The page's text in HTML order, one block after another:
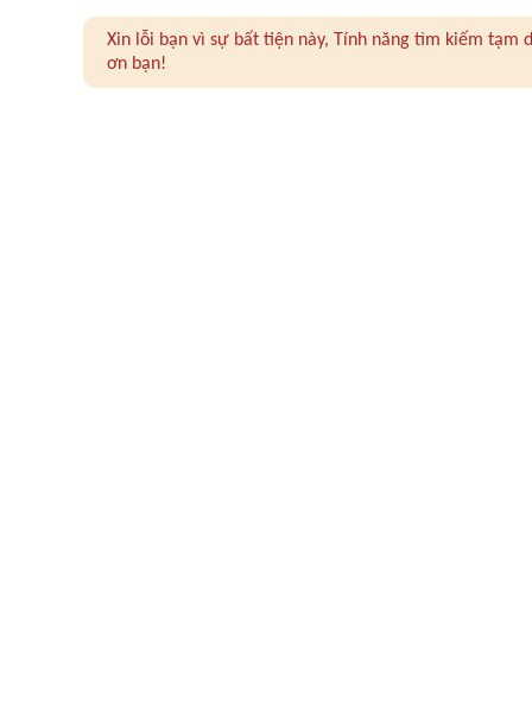
Xin lỗi bạn vì sự bất tiện này, Tính năng tìm kiếm
ơn bạn!